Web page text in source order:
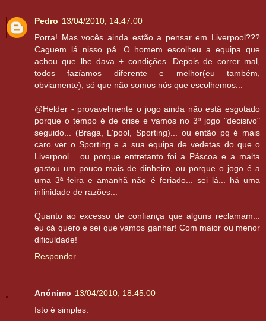
Pedro 13/04/2010, 14:47:00
Porra! Mas vocês ainda estão a pensar em Liverpool???
Caguem lá nisso pá. O homem escolheu a equipa que
achou que lhe dava + condições. Depois de correr mal,
todos fazíamos diferente e melhor(eu também,
obviamente), só que não somos nós que escolhemos...
@Helder - provavelmente o jogo ainda não está esgotado
porque o tempo é de crise e vamos no 3º jogo "decisivo"
seguido... (Braga, L'pool, Sporting)... ou então pq é mais
caro ver o Sporting e a sua equipa de vedetas do que o
Liverpool... ou porque entretanto foi a Páscoa e a malta
gastou um pouco mais de dinheiro, ou porque o jogo é a
uma 3ª feira e amanhã não é feriado... sei lá... há uma
infinidade de razões...
Quanto ao excesso de confiança que alguns reclamam...
eu cá quero e sei que vamos ganhar! Com maior ou menor
dificuldade!
Responder
Anónimo 13/04/2010, 18:45:00
Isto é simples: